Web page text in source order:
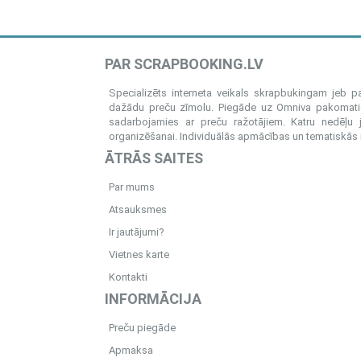
PAR SCRAPBOOKING.LV
Specializēts interneta veikals skrapbukingam jeb
dažādu preču zīmolu. Piegāde uz Omniva
sadarbojamies ar preču ražotājiem. Katru
organizēšanai. Individuālās apmācības un
ĀTRĀS SAITES
Par mums
Atsauksmes
Ir jautājumi?
Vietnes karte
Kontakti
INFORMĀCIJA
Preču piegāde
Apmaksa